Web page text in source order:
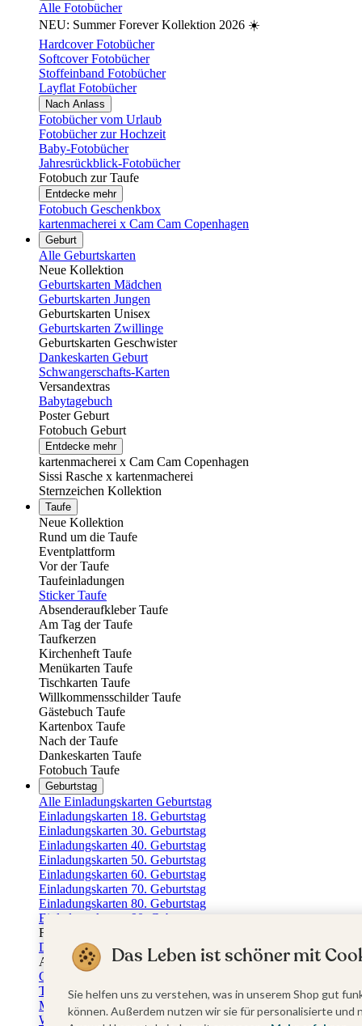
Alle Fotobücher
NEU: Summer Forever Kollektion 2026 ☀️
Hardcover Fotobücher
Softcover Fotobücher
Stoffeinband Fotobücher
Layflat Fotobücher
Nach Anlass
Fotobücher vom Urlaub
Fotobücher zur Hochzeit
Baby-Fotobücher
Jahresrückblick-Fotobücher
Fotobuch zur Taufe
Entdecke mehr
Fotobuch Geschenkbox
kartenmacherei x Cam Cam Copenhagen
Geburt
Alle Geburtskarten
Neue Kollektion
Geburtskarten Mädchen
Geburtskarten Jungen
Geburtskarten Unisex
Geburtskarten Zwillinge
Geburtskarten Geschwister
Dankeskarten Geburt
Schwangerschafts-Karten
Versandextras
Babytagebuch
Poster Geburt
Fotobuch Geburt
Entdecke mehr
kartenmacherei x Cam Cam Copenhagen
Sissi Rasche x kartenmacherei
Sternzeichen Kollektion
Taufe
Neue Kollektion
Rund um die Taufe
Eventplattform
Vor der Taufe
Taufeinladungen
Sticker Taufe
Absenderaufkleber Taufe
Am Tag der Taufe
Taufkerzen
Kirchenheft Taufe
Menükarten Taufe
Tischkarten Taufe
Willkommensschilder Taufe
Gästebuch Taufe
Kartenbox Taufe
Nach der Taufe
Dankeskarten Taufe
Fotobuch Taufe
Geburtstag
Alle Einladungskarten Geburtstag
Einladungskarten 18. Geburtstag
Einladungskarten 30. Geburtstag
Einladungskarten 40. Geburtstag
Einladungskarten 50. Geburtstag
Einladungskarten 60. Geburtstag
Einladungskarten 70. Geburtstag
Einladungskarten 80. Geburtstag
Einladungskarten 90. Geburtstag
Für jedes Alter
Doppelgeburtstag Einladungen
Alle Geburtstagsextras
Gästebücher Geburtstag
Tischkarten Geburtstag
Menükarten Geburtstag
Weinetiketten Geburtstag
Das Leben ist schöner mit
Sie helfen uns zu verstehen, was in unserem Shop gut
können. Außerdem nutzen wir sie für personalisierte